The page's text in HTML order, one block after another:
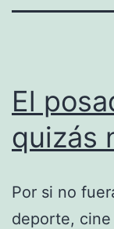
El
quizás
Por si no
deporte,